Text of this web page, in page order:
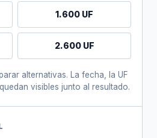
1.600 UF
2.600 UF
alternativas. La fecha, la UF
visibles junto al resultado.